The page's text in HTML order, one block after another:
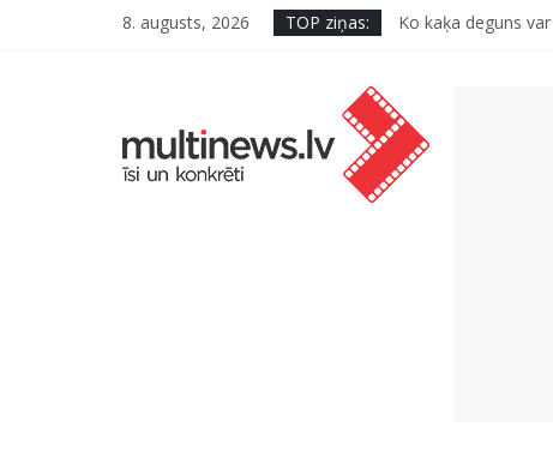
8. augusts, 2026 TOP ziņas:
Ko kaķa deguns
Pēc peldes sāp